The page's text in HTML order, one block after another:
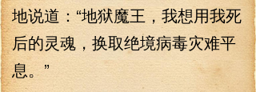
地说道：“地狱魔王，我想用我死
后的灵魂，换取绝境病毒灾难平
息。”